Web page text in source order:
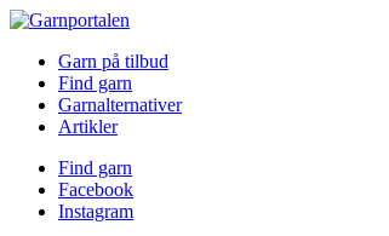
Garn på tilbud
Find garn
Garnalternativer
Artikler
Find garn
Facebook
Instagram